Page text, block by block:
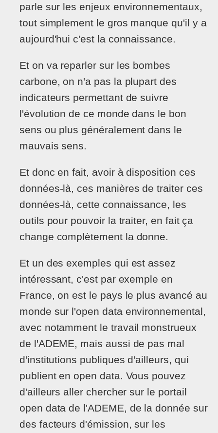
parle sur les enjeux environnementaux,
tout simplement le gros manque qu'il y a
aujourd'hui c'est la connaissance.
Et on va reparler sur les bombes
carbone, on n'a pas la plupart des
indicateurs permettant de suivre
l'évolution de ce monde dans le bon
sens ou plus généralement dans le
mauvais sens.
Et donc en fait, avoir à disposition ces
données-là, ces manières de traiter ces
données-là, cette connaissance, les
outils pour pouvoir la traiter, en fait ça
change complètement la donne.
Et un des exemples qui est assez
intéressant, c'est par exemple en
France, on est le pays le plus avancé au
monde sur l'open data environnemental,
avec notamment le travail monstrueux
de l'ADEME, mais aussi de pas mal
d'institutions publiques d'ailleurs, qui
publient en open data. Vous pouvez
d'ailleurs aller chercher sur le portail
open data de l'ADEME, de la donnée sur
des facteurs d'émission, sur les